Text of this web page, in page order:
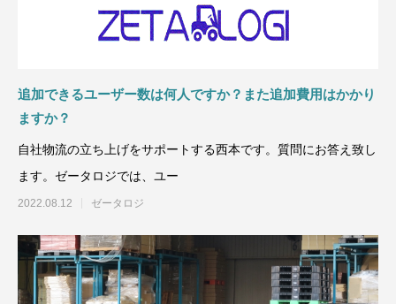
追加できるユーザー数は何人ですか？また追加費用はかかり
ますか？
自社物流の立ち上げをサポートする西本です。質問にお答え致し
ます。ゼータロジでは、ユー
2022.08.12 ゼータロジ